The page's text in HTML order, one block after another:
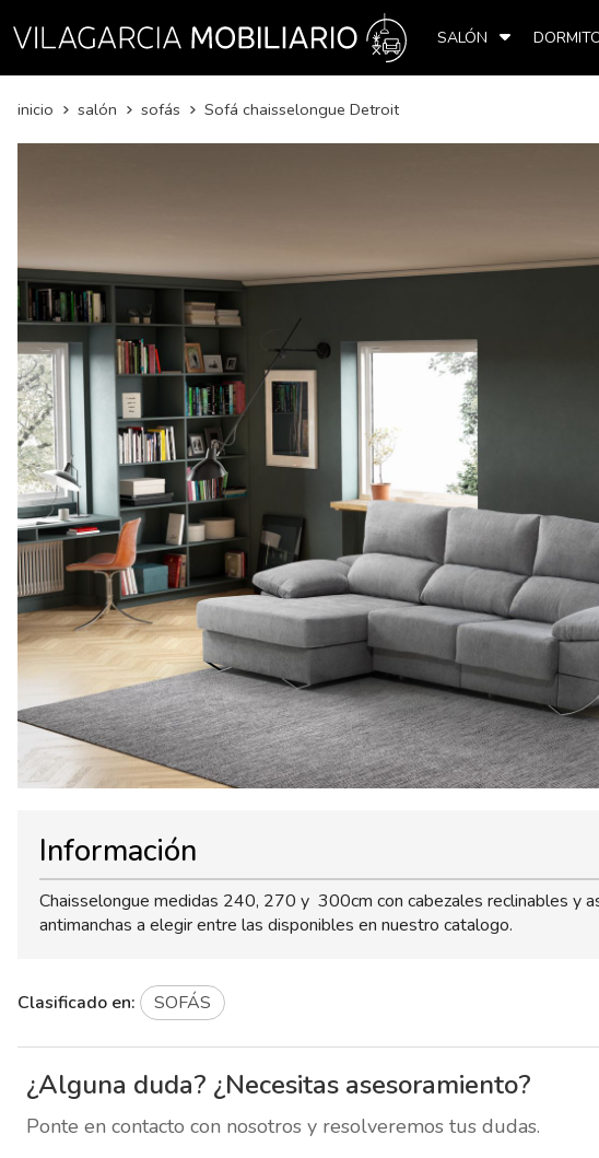
SALÓN
inicio salón sofás Sofá chaisselongue Detroit
Información
Chaisselongue medidas 240, 270 y 300cm con cabezales reclinables y
antimanchas a elegir entre las disponibles en nuestro catalogo.
Clasificado en: SOFÁS
¿Alguna duda? ¿Necesitas asesoramiento?
Ponte en contacto con nosotros y resolveremos tus dudas.